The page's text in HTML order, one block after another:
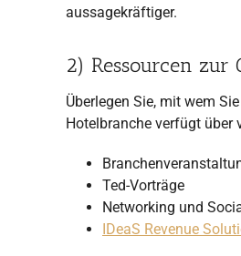
aussagekräftiger.
2) Ressourcen zur
Überlegen Sie, mit wem
Hotelbranche verfügt über
Ted-Vorträge
Networking und
IDeaS Revenue